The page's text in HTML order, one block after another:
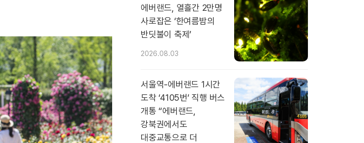
에버랜드, 열흘간 2만명
사로잡은 ‘한여름밤의
반딧불이 축제’
2026.08.03
서울역-에버랜드 1시간
도착 ‘4105번’ 직행 버스
개통 “에버랜드,
강북권에서도
대중교통으로 더